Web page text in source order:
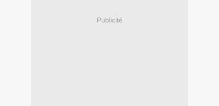
Publicité